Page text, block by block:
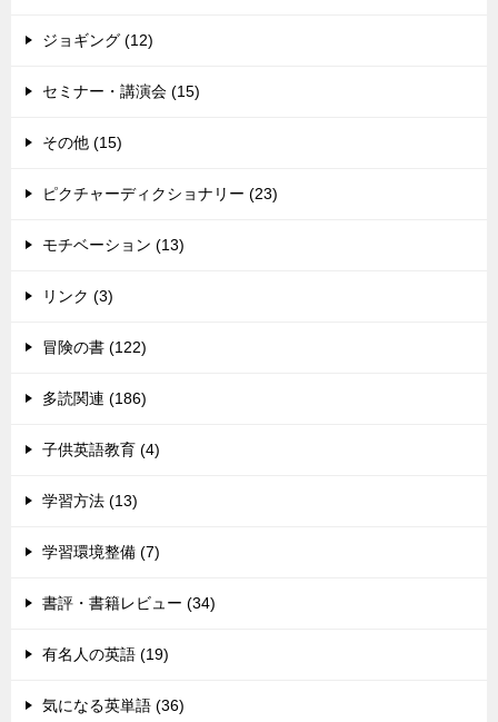
ジョギング (12)
セミナー・講演会 (15)
その他 (15)
ピクチャーディクショナリー (23)
モチベーション (13)
リンク (3)
冒険の書 (122)
多読関連 (186)
子供英語教育 (4)
学習方法 (13)
学習環境整備 (7)
書評・書籍レビュー (34)
有名人の英語 (19)
気になる英単語 (36)